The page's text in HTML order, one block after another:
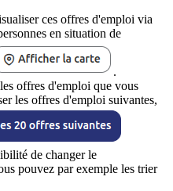
ces offres d'emploi via
en situation de
.
offres d'emploi que vous
les offres d'emploi suivantes,
de changer le
pouvez par exemple les trier